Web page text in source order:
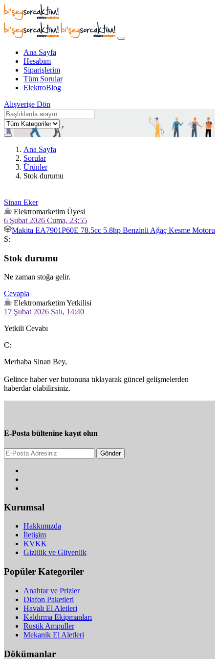
Ana Sayfa
Hesabım
Siparişlerim
Tüm Sorular
ElektroBlog
Alışverişe Dön
Ana Sayfa
Sorular
Ürünler
Stok durumu
Sinan Eker
Elektromarketim Üyesi
6 Şubat 2026 Cuma, 23:55
Makita EA7901P60E 78.5cc 5.8hp Benzinli Ağaç Kesme Motoru
S:
Stok durumu
Ne zaman stoğa gelir.
Cevapla
Elektromarketim Yetkilisi
17 Şubat 2026 Salı, 14:40
Yetkili Cevabı
C:
Merhaba Sinan Bey,
Gelince haber ver butonuna tıklayarak güncel gelişmelerden
haberdar olabilirsiniz.
E-Posta bültenine kayıt olun
Gönder
Kurumsal
Hakkımızda
İletişim
KVKK
Gizlilik ve Güvenlik
Popüler Kategoriler
Anahtar ve Prizler
Diafon Paketleri
Havalı El Aletleri
Kaldırma Ekipmanları
Rustik Ampuller
Mekanik El Aletleri
Dökümanlar